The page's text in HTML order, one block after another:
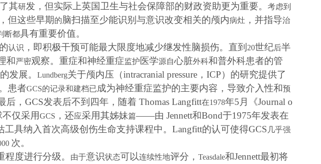
其研发，但实际上英国卫生与社会保障部的财政资助更为重要。
考虑到
但这些早期的脑扫描至少能识别与意识改变相关的颅内病灶 ，并指导治
断都具有重要价值。
认识 ，即积极干预可能最大限度地减少继发性脑损伤。直到 20世纪后半
和严密观察。重症和神经重症监护 医学源自心脏外科和普外科患者的管
发展。 Lundberg关于颅内压 （intracranial pressure， ICP） 的研究提供了
患者GCS的记录和建档已成为神经重症监护的主要内容，导致介入性和预
后， GCS发表后不到四年，随着 Thomas Langfitt在1978年5 月《Journal o
仅采用GCS ，还应采用其姊妹篇——由 Jennett和Bond于1975年发表在
工具纳入首次高级创伤生命支持课程中。 Langfitt的认可使得GCS 几乎强
次。
程度进行分级。 由于意识状态可以连续性地评分， Teasdale和Jennett最初将